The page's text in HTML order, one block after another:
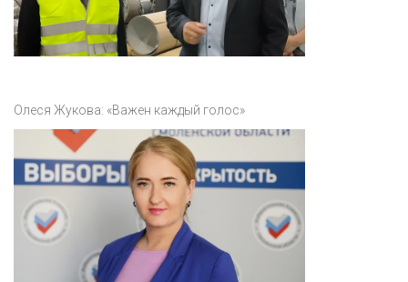
Олеся Жукова: «Важен каждый голос»